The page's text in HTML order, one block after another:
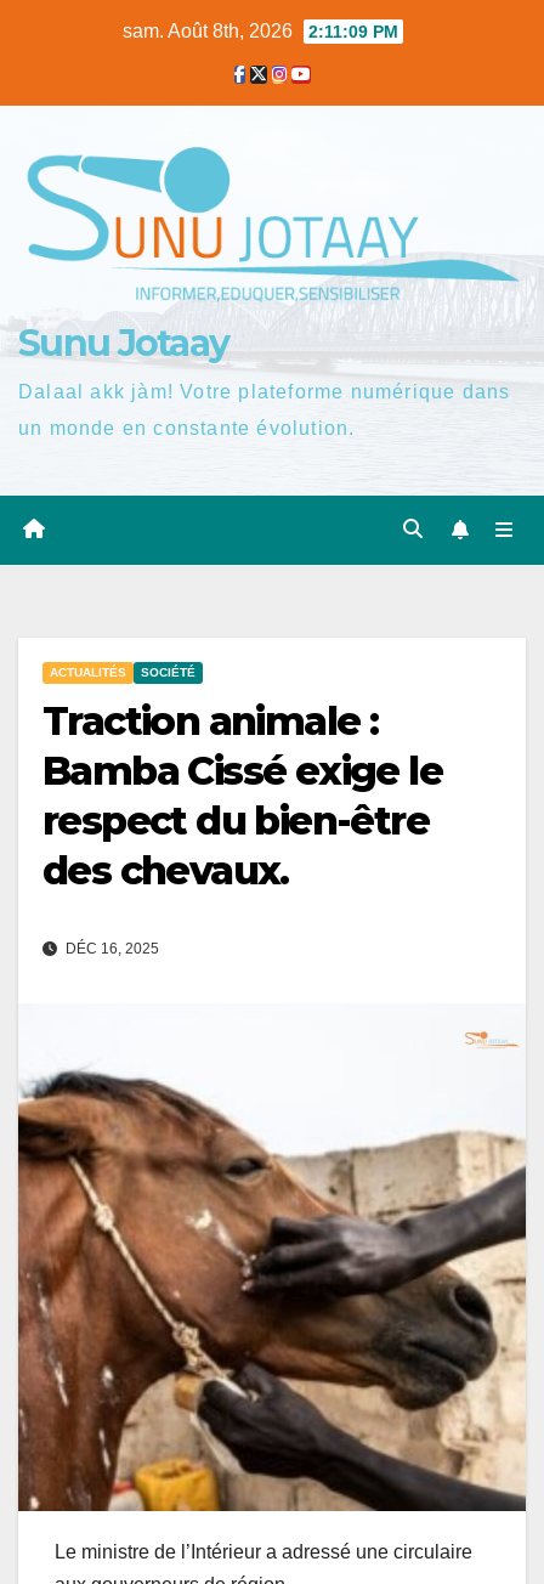
sam. Août 8th, 2026 2:11:10 PM
Sunu Jotaay
Dalaal akk jàm! Votre plateforme numérique dans
un monde en constante évolution.
ACTUALITÉS SOCIÉTÉ
Traction animale :
Bamba Cissé exige le
respect du bien-être
des chevaux.
DÉC 16, 2025
Le ministre de l’Intérieur a adressé une circulaire